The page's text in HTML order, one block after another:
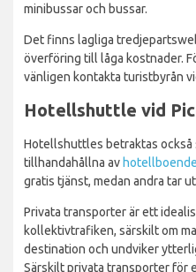
minibussar och bussar.
Det finns lagliga
överföring till låga kostnader.
vänligen kontakta turistbyrån
Hotellshuttle vid
Hotellshuttles betraktas också
tillhandahållna av
gratis tjänst, medan andra tar
Privata transporter är ett
kollektivtrafiken, särskilt om
destination och undviker
Särskilt privata transporter för